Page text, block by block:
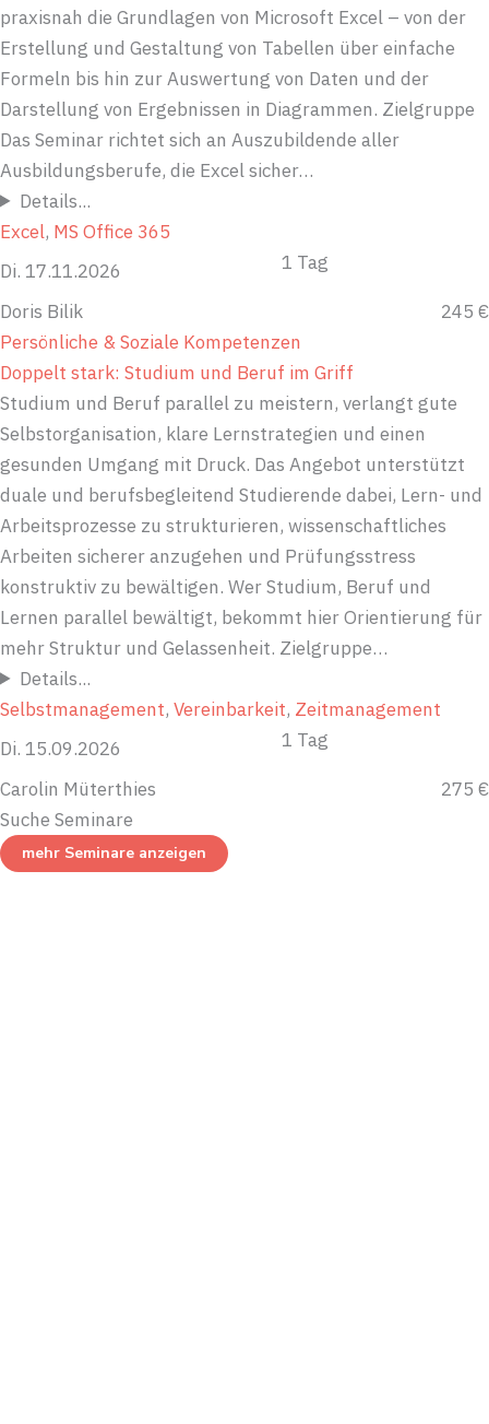
praxisnah die Grundlagen von Microsoft Excel – von der
Erstellung und Gestaltung von Tabellen über einfache
Formeln bis hin zur Auswertung von Daten und der
Darstellung von Ergebnissen in Diagrammen. Zielgruppe
Das Seminar richtet sich an Auszubildende aller
Ausbildungsberufe, die Excel sicher…
Details...
Excel, MS Office 365
Di. 17.11.2026
1 Tag
Doris Bilik
245 €
Persönliche & Soziale Kompetenzen
Doppelt stark: Studium und Beruf im Griff
Studium und Beruf parallel zu meistern, verlangt gute
Selbstorganisation, klare Lernstrategien und einen
gesunden Umgang mit Druck. Das Angebot unterstützt
duale und berufsbegleitend Studierende dabei, Lern- und
Arbeitsprozesse zu strukturieren, wissenschaftliches
Arbeiten sicherer anzugehen und Prüfungsstress
konstruktiv zu bewältigen. Wer Studium, Beruf und
Lernen parallel bewältigt, bekommt hier Orientierung für
mehr Struktur und Gelassenheit. Zielgruppe…
Details...
Selbstmanagement, Vereinbarkeit, Zeitmanagement
Di. 15.09.2026
1 Tag
Carolin Müterthies
275 €
Suche Seminare
mehr Seminare anzeigen